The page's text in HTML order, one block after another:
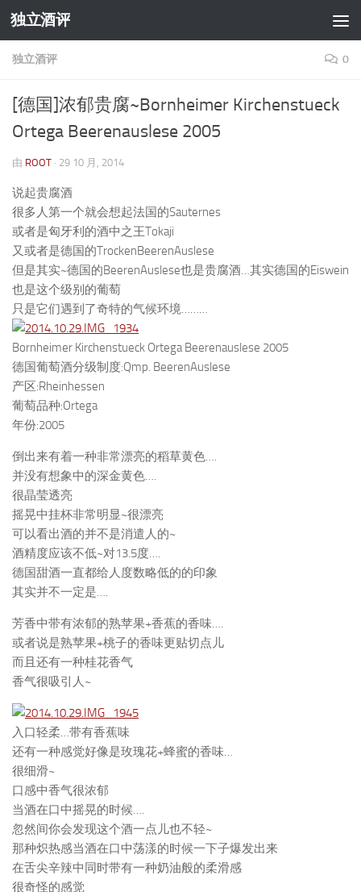
跳至内容
独立酒评
独立酒评 0
[德国]浓郁贵腐~Bornheimer Kirchenstueck
Ortega Beerenauslese 2005
由 ROOT · 29 10 月, 2014
说起贵腐酒
很多人第一个就会想起法国的Sauternes
或者是匈牙利的酒中之王Tokaji
又或者是德国的TrockenBeerenAuslese
但是其实~德国的BeerenAuslese也是贵腐酒…其实德国的Eiswein
也是这个级别的葡萄
只是它们遇到了奇特的气候环境………
Bornheimer Kirchenstueck Ortega Beerenauslese 2005
德国葡萄酒分级制度:Qmp. BeerenAuslese
产区:Rheinhessen
葡萄品种:Ortega
年份:2005
倒出来有着一种非常漂亮的稻草黄色….
并没有想象中的深金黄色….
很晶莹透亮
摇晃中挂杯非常明显~很漂亮
可以看出酒的并不是消遣人的~
酒精度应该不低~对13.5度….
德国甜酒一直都给人度数略低的的印象
其实并不一定是….
芳香中带有浓郁的熟苹果+香蕉的香味….
或者说是熟苹果+桃子的香味更贴切点儿
而且还有一种桂花香气
香气很吸引人~
入口轻柔…带有香蕉味
还有一种感觉好像是玫瑰花+蜂蜜的香味…
很细滑~
口感中香气很浓郁
当酒在口中摇晃的时候….
忽然间你会发现这个酒一点儿也不轻~
那种炽热感当酒在口中荡漾的时候一下子爆发出来
在舌尖辛辣中同时带有一种奶油般的柔滑感
很奇怪的感觉